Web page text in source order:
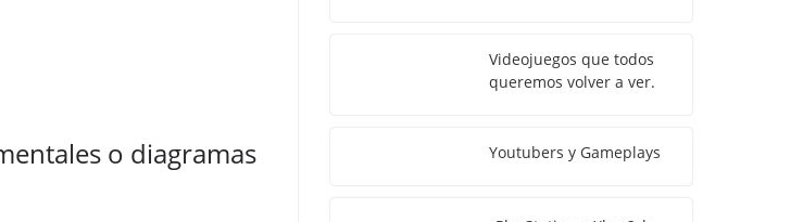
o diagramas
Videojuegos que todos
queremos volver a ver.
Youtubers y Gameplays